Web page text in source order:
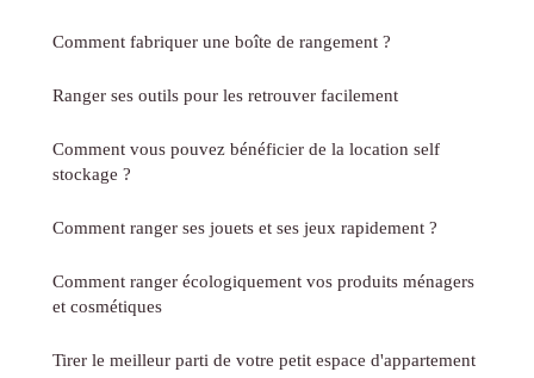
Comment fabriquer une boîte de rangement ?
Ranger ses outils pour les retrouver facilement
Comment vous pouvez bénéficier de la location self
stockage ?
Comment ranger ses jouets et ses jeux rapidement ?
Comment ranger écologiquement vos produits ménagers
et cosmétiques
Tirer le meilleur parti de votre petit espace d'appartement